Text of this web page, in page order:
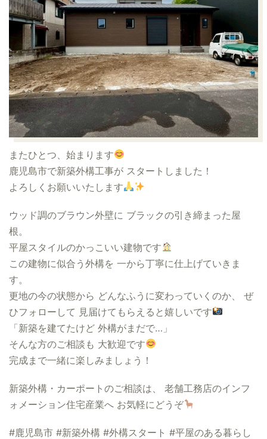
またひとつ、始まります
鹿児島市で新築外構工事が スタートしました！
よろしくお願いいたします
ウッド調のブラウン外壁に ブラックの引き締まった屋
根。
平屋スタイルのかっこいい建物です
この建物に似合う外構を 一から丁寧に仕上げていきま
す。
更地の今の状態から どんなふうに変わっていくのか、 ぜ
ひフォローして 見届けてもらえると嬉しいです
「新築を建てたけど 外構がまだで…」
そんな方のご相談も 大歓迎です
完成まで一緒に楽しみましょう！
新築外構・カーポートのご相談は、 老舗工務店のインフ
ォメーション住宅産業へ お気軽にどうぞ
#鹿児島市 #新築外構 #外構スタート #平屋のある暮らし